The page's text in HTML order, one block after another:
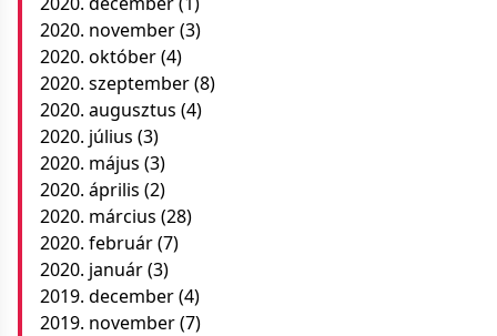
2020. november(3)
2020. október(4)
2020. szeptember(8)
2020. augusztus (4)
2020. július (3)
2020. május (3)
2020. április (2)
2020. március (28)
2020. február(7)
2020. január(3)
2019. december(4)
2019. november(7)